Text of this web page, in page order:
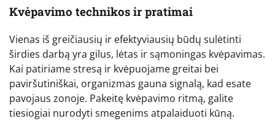
Kvėpavimo technikos ir pratimai
Vienas iš greičiausių ir efektyviausių būdų sulėtinti
širdies darbą yra gilus, lėtas ir sąmoningas kvėpavimas.
Kai patiriame stresą ir kvėpuojame greitai bei
paviršutiniškai, organizmas gauna signalą, kad esate
pavojaus zonoje. Pakeitę kvėpavimo ritmą, galite
tiesiogiai nurodyti smegenims atpalaiduoti kūną.